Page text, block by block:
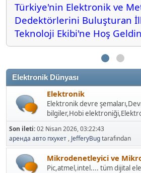
Türkiye'nin Elektronik ve
Dedektörlerini Buluşturan
Teknoloji Ekibi'ne Hoş
Elektronik Dünyası
Elektronik
Elektronik devre
bilgiler,Hobi
Son ileti:02 Nisan 2026, 03:22:43
аренда авто пхукет , JefferyBugtarafından
Mikrodenetleyici ve
Pic,atmel,intel.... tüm dijital